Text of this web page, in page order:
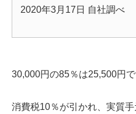
2020年3月17日 自社調べ
30,000円の85％は25,500円で
消費税10％が引かれ、実質